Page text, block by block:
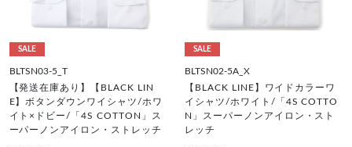
SALE
BLTSN03-5_T
【発送在庫あり】【BLACK LIN
E】ボタンダウンワイシャツ/ホワ
イト×ドビー/「4S COTTON」ス
ーパーノンアイロン・ストレッチ
SALE
BLTSN02-5A_X
【BLACK LINE】ワイドカラーワ
イシャツ/ホワイト/「4S COTTO
N」スーパーノンアイロン・スト
レッチ